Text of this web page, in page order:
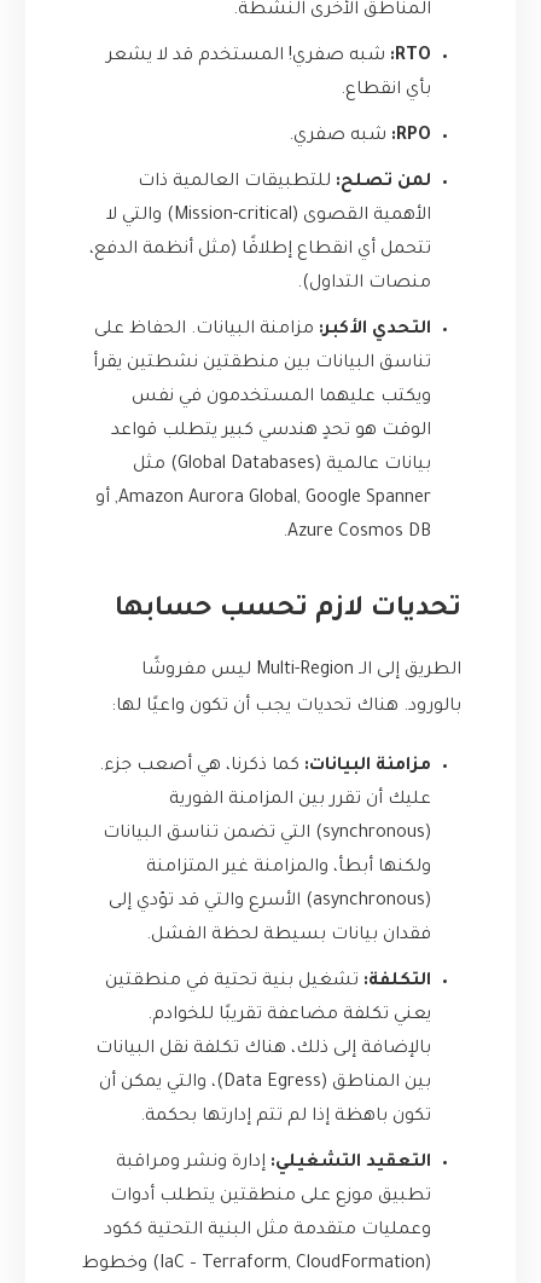
المناطق الأخرى النشطة.
RTO:
شبه صفري! المستخدم قد لا يشعر
بأي انقطاع.
RPO: شبه صفري.
لمن تصلح: للتطبيقات العالمية ذات
الأهمية القصوى (Mission-critical) والتي لا
تتحمل أي انقطاع إطلاقًا (مثل أنظمة الدفع،
منصات التداول).
التحدي الأكبر: مزامنة البيانات. الحفاظ على
تناسق البيانات بين منطقتين نشطتين يقرأ
ويكتب عليهما المستخدمون في نفس
الوقت هو تحدٍ هندسي كبير يتطلب قواعد
بيانات عالمية (Global Databases) مثل
Amazon Aurora Global, Google Spanner, أو
Azure Cosmos DB.
تحديات لازم تحسب حسابها
الطريق إلى الـ Multi-Region ليس مفروشًا
بالورود. هناك تحديات يجب أن تكون واعيًا لها:
مزامنة البيانات: كما ذكرنا، هي أصعب جزء.
عليك أن تقرر بين المزامنة الفورية
(synchronous) التي تضمن تناسق البيانات
ولكنها أبطأ، والمزامنة غير المتزامنة
(asynchronous) الأسرع والتي قد تؤدي إلى
فقدان بيانات بسيطة لحظة الفشل.
التكلفة: تشغيل بنية تحتية في منطقتين
يعني تكلفة مضاعفة تقريبًا للخوادم.
بالإضافة إلى ذلك، هناك تكلفة نقل البيانات
بين المناطق (Data Egress)، والتي يمكن أن
تكون باهظة إذا لم تتم إدارتها بحكمة.
التعقيد التشغيلي: إدارة ونشر ومراقبة
تطبيق موزع على منطقتين يتطلب أدوات
وعمليات متقدمة مثل البنية التحتية ككود
(IaC – Terraform, CloudFormation) وخطوط